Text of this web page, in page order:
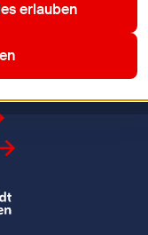
erlauben